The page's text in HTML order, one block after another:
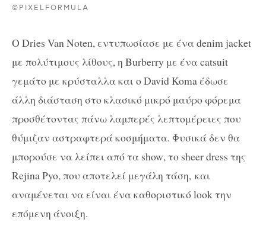
©PIXELFORMULA
Ο Dries Van Noten, εντυπωσίασε με έναdenim jacket
με πολύτιμους λίθους, η Burberry με έναcatsuit
γεμάτο με κρύσταλλα και οDavid Koma έδωσε
άλλη διάσταση στο κλασικό μικρό μαύρο φόρεμα
προσθέτοντας πάνω λαμπερές λεπτομέρειες που
θύμιζαν αστραφτερά κοσμήματα. Φυσικά δεν θα
μπορούσε να λείπει από τα show, το sheerdress της
Rejina Pyo, που αποτελεί μεγάλη τάση, και
αναμένεται να είναι ένα καθοριστικόlook την
επόμενη άνοιξη.